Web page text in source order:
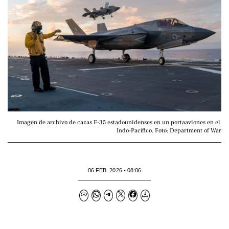
Imagen de archivo de cazas F-35 estadounidenses en un portaaviones en el
Indo-Pacífico. Foto: Department of War
06 FEB. 2026 - 08:06